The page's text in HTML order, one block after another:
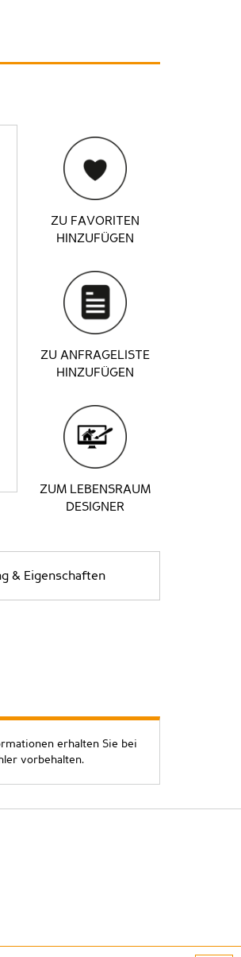
ZU FAVORITEN
HINZUFÜGEN
ZU ANFRAGELISTE
HINZUFÜGEN
ZUM LEBENSRAUM
DESIGNER
& Eigenschaften
erhalten Sie bei
vorbehalten.